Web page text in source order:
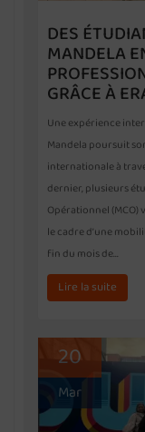
DES
MANDELA
GRÂCE À
Une expérience
Mandela poursuit
internationale à
dernier, plusieurs
Opérationnel
le cadre d’une
fin du mois de…
Lire la suite
20
Mar